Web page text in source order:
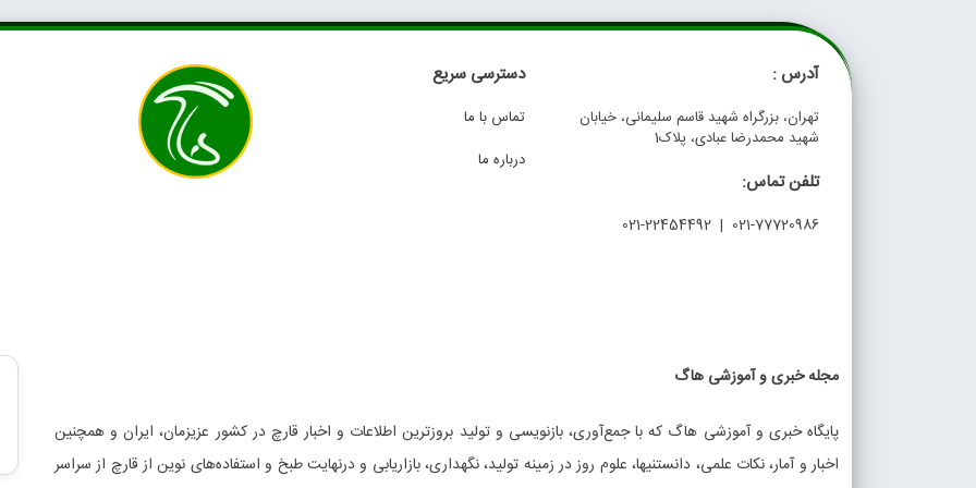
آدرس :
تهران، بزرگراه شهید قاسم سلیمانی، خیابان
شهید محمدرضا عبادی، پلاک1
تلفن تماس:
021-77720986 | 021-22454492
دسترسی سریع
تماس با ما
درباره ما
مجله خبری و آموزشی هاگ
پایگاه خبری و آموزشی هاگ که با جمع‌آوری، بازنویسی و تولید بروزترین اطلاعات و اخبار قارچ در کشور عزیزمان، ایران و همچنین
اخبار و آمار، نکات علمی، دانستنیها، علوم روز در زمینه تولید، نگهداری، بازاریابی و درنهایت طبخ و استفاده‌های نوین از قارچ از سراسر